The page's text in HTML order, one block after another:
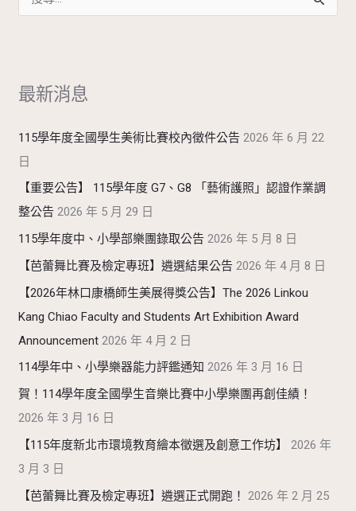
字
最新消息
115學年度全國學生美術比賽校內徵件公告 2026 年 6 月 22
日
【重要公告】 115學年度 G7、G8 「藝術護照」認證作業調
整公告 2026 年 5 月 29 日
115學年度中、小學部樂團錄取公告 2026 年 5 月 8 日
【芭蕾舞比賽及檢定專班】遴選結果公告 2026 年 4 月 8 日
【2026年林口康橋師生美展得獎公告】The 2026 Linkou
Kang Chiao Faculty and Students Art Exhibition Award
Announcement 2026 年 4 月 2 日
114學年中、小學樂器能力評鑑通知 2026 年 3 月 16 日
賀！114學年度全國學生音樂比賽中小學樂團再創佳績！
2026 年 3 月 16 日
【115年度新北市環境教育繪本徵選及創意工作坊】
2026 年
3 月 3 日
【芭蕾舞比賽及檢定專班】遴選正式開跑！ 2026 年 2 月 25